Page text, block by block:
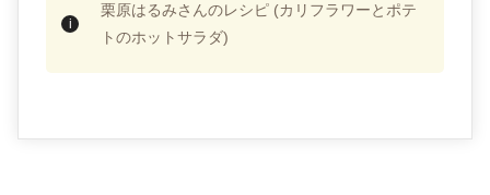
栗原はるみさんのレシピ (カリフラワーとポテ
トのホットサラダ)